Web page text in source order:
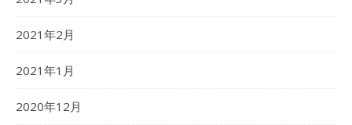
2021年2月
2021年1月
2020年12月